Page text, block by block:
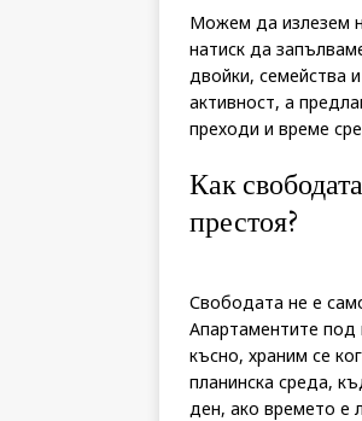
Можем да излезем
натиск да
двойки, семейства
активност, а
преходи и време
Как
престоя?
Свободата не е
Апартаментите под
късно, храним се
планинска среда,
ден, ако времето е